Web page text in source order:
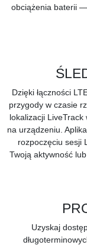
obciążenia baterii —
Dzięki łączności
przygody w czasie
lokalizacji
na urządzeniu.
rozpoczęciu sesji
Twoją aktywność
Uzyskaj